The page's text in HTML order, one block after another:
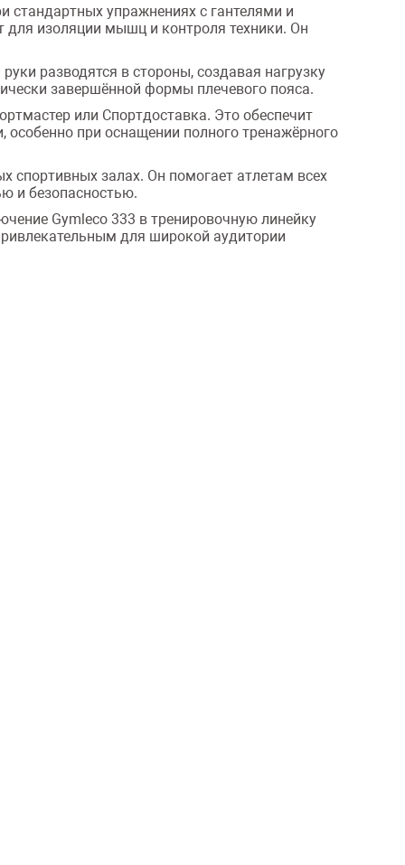
упражнениях с гантелями и
для изоляции мышц и контроля техники. Он
разводятся в стороны, создавая нагрузку
завершённой формы плечевого пояса.
или Спортдоставка. Это обеспечит
при оснащении полного тренажёрного
спортивных залах. Он помогает атлетам всех
и безопасностью.
Gymleco 333 в тренировочную линейку
для широкой аудитории